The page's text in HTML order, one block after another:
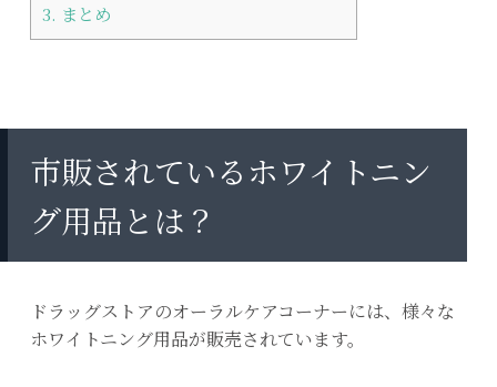
3. まとめ
市販されているホワイトニン
グ用品とは？
ドラッグストアのオーラルケアコーナーには、様々な
ホワイトニング用品が販売されています。